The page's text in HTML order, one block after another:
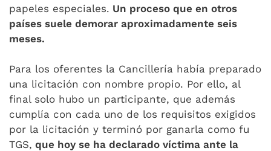
papeles especiales. Un proceso que en otros
países suele demorar aproximadamente seis
meses.
Para los oferentes la Cancillería había preparado
una licitación con nombre propio. Por ello, al
final solo hubo un participante, que además
cumplía con cada uno de los requisitos exigidos
por la licitación y terminó por ganarla como fu
TGS, que hoy se ha declarado víctima ante la